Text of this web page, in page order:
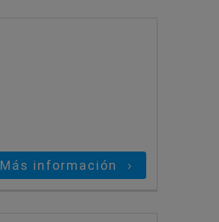
Más información